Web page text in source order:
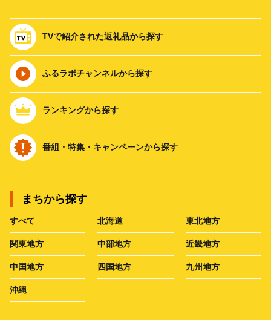
TVで紹介された返礼品から探す
ふるラボチャンネルから探す
ランキングから探す
番組・特集・キャンペーンから探す
まちから探す
すべて 北海道 東北地方
関東地方 中部地方 近畿地方
中国地方 四国地方 九州地方
沖縄